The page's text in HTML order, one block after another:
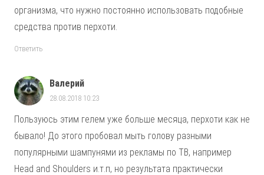
организма, что нужно постоянно использовать подобные
средства против перхоти.
Ответить
Валерий
28.08.2018 10:23
Пользуюсь этим гелем уже больше месяца, перхоти как не
бывало! До этого пробовал мыть голову разными
популярными шампунями из рекламы по ТВ, например
Head and Shoulders и.т.п, но результата практически